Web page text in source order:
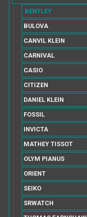
BENTLEY
BULOVA
CANVIL KLEIN
CARNIVAL
CASIO
CITIZEN
DANIEL KLEIN
FOSSIL
INVICTA
MATHEY TISSOT
OLYM PIANUS
ORIENT
SEIKO
SRWATCH